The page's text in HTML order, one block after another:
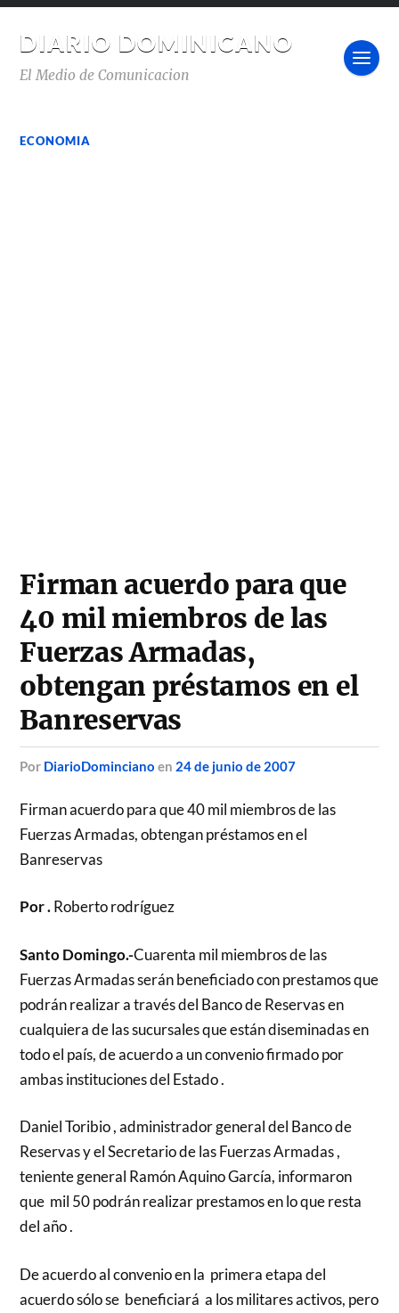
DIARIO DOMINICANO
El Medio de Comunicacion
ECONOMIA
Firman acuerdo para que
40 mil miembros de las
Fuerzas Armadas,
obtengan préstamos en el
Banreservas
por DiarioDominciano en 24 de junio de 2007
Firman acuerdo para que 40 mil miembros de las
Fuerzas Armadas, obtengan préstamos en el
Banreservas
Por .Roberto rodríguez
Santo Domingo.-Cuarenta mil miembros de las
Fuerzas Armadas serán beneficiado con prestamos que
podrán realizar a través del Banco de Reservas en
cualquiera de las sucursales que están diseminadas en
todo el país, de acuerdo a un convenio firmado por
ambas instituciones del Estado .
Daniel Toribio , administrador general del Banco de
Reservas y el Secretario de las Fuerzas Armadas ,
teniente general Ramón Aquino García, informaron
que mil 50 podrán realizar prestamos en lo que resta
del año .
De acuerdo al convenio en la primera etapa del
acuerdo sólo se beneficiará a los militares activos, pero